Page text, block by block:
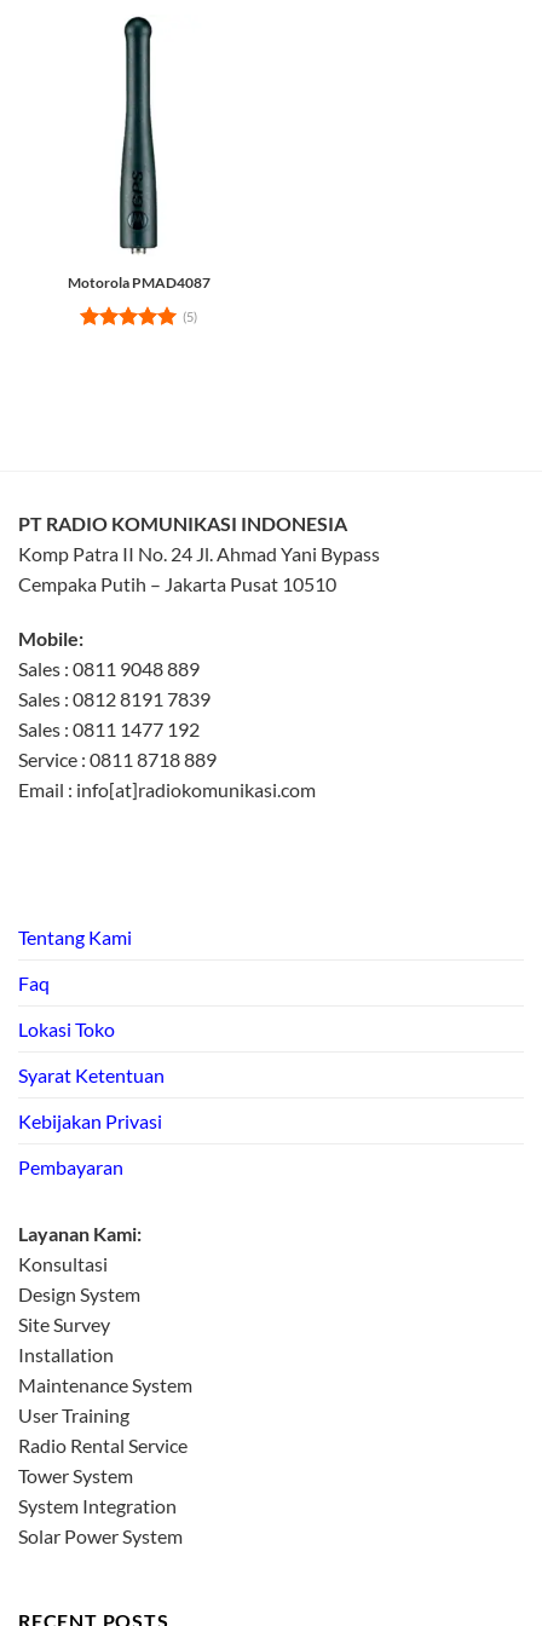
Motorola PMAD4087
(5)
PT RADIO KOMUNIKASI INDONESIA
Komp Patra II No. 24 Jl. Ahmad Yani Bypass
Cempaka Putih – Jakarta Pusat 10510
Mobile:
Sales : 0811 9048 889
Sales : 0812 8191 7839
Sales : 0811 1477 192
Service : 0811 8718 889
Email : info[at]radiokomunikasi.com
Tentang Kami
Faq
Lokasi Toko
Syarat Ketentuan
Kebijakan Privasi
Pembayaran
Layanan Kami:
Konsultasi
Design System
Site Survey
Installation
Maintenance System
User Training
Radio Rental Service
Tower System
System Integration
Solar Power System
RECENT POSTS